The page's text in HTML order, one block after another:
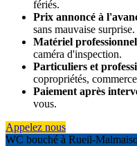
fériés.
Prix annoncé à
sans mauvaise surprise.
Matériel
caméra d'inspection.
Particuliers et
copropriétés,
Paiement après
vous.
Appelez nous
WC bouché à Rueil-